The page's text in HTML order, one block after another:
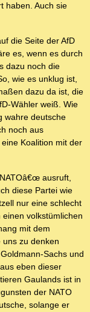
haben. Auch sie
die Seite der AfD
es, wenn es durch
dazu noch die
wie es unklug ist,
dazu da ist, die
Wähler weiß. Wie
wahre deutsche
noch aus
Koalition mit der
ausruft,
diese Partei wie
nur eine schlecht
volkstümlichen
mit dem
zu denken
Sachs und
eben dieser
Gaulands ist in
der NATO
solange er